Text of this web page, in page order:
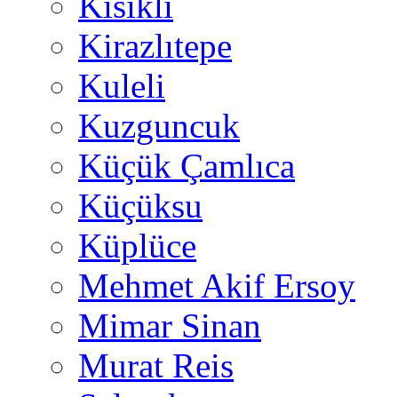
Kirazlıtepe
Kuleli
Kuzguncuk
Küçük Çamlıca
Küçüksu
Küplüce
Mehmet Akif Ersoy
Mimar Sinan
Murat Reis